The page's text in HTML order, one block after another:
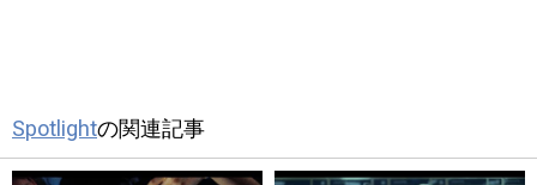
Spotlightの関連記事